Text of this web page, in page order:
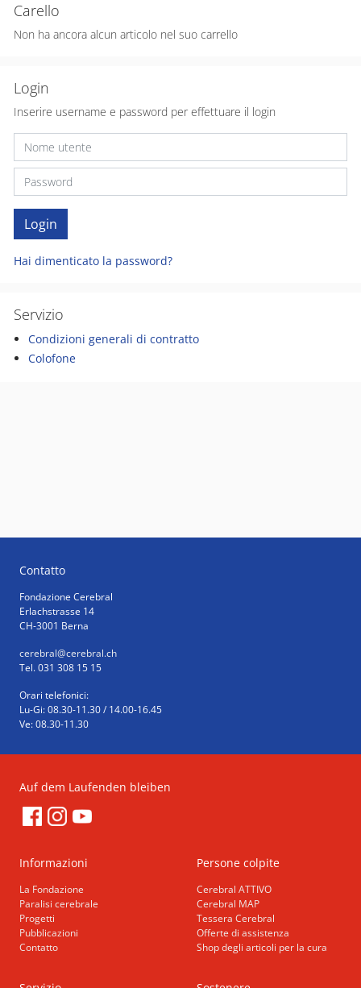
Carello
Non ha ancora alcun articolo nel suo carrello
Login
Inserire username e password per effettuare il login
Hai dimenticato la password?
Servizio
Condizioni generali di contratto
Colofone
Contatto
Fondazione Cerebral
Erlachstrasse 14
CH-3001 Berna
cerebral@cerebral.ch
Tel. 031 308 15 15
Orari telefonici:
Lu-Gi: 08.30-11.30 / 14.00-16.45
Ve: 08.30-11.30
Auf dem Laufenden bleiben
Informazioni
La Fondazione
Paralisi cerebrale
Progetti
Pubblicazioni
Contatto
Persone colpite
Cerebral ATTIVO
Cerebral MAP
Tessera Cerebral
Offerte di assistenza
Shop degli articoli per la cura